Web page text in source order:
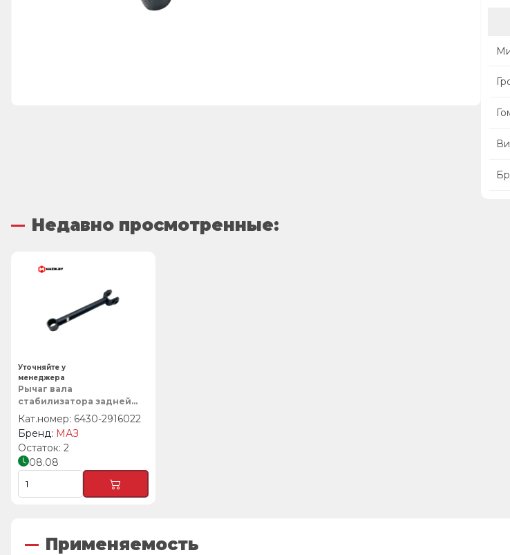
Недавно просмотренные:
Рычаг вала
стабилизатора задней
пневмоподвески
(L=450мм), МАЗ
6430-2916022
МАЗ
2
08.08
Уточняйте у
менеджера
Применяемость